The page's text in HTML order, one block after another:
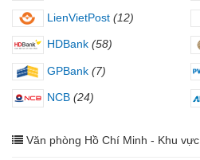
LienVietPost (12)
HDBank (58)
GPBank (7)
NCB (24)
Văn phòng Hồ Chí Minh - Khu vực